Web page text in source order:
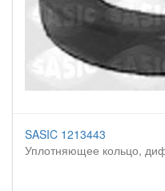
SASIC 1213443
Уплотняющее кольцо,